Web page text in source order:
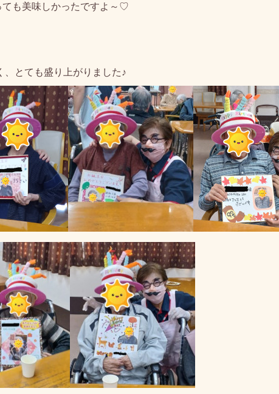
ても美味しかったですよ～♡
とても盛り上がりました♪